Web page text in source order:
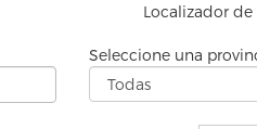
Localizador de
Seleccione una